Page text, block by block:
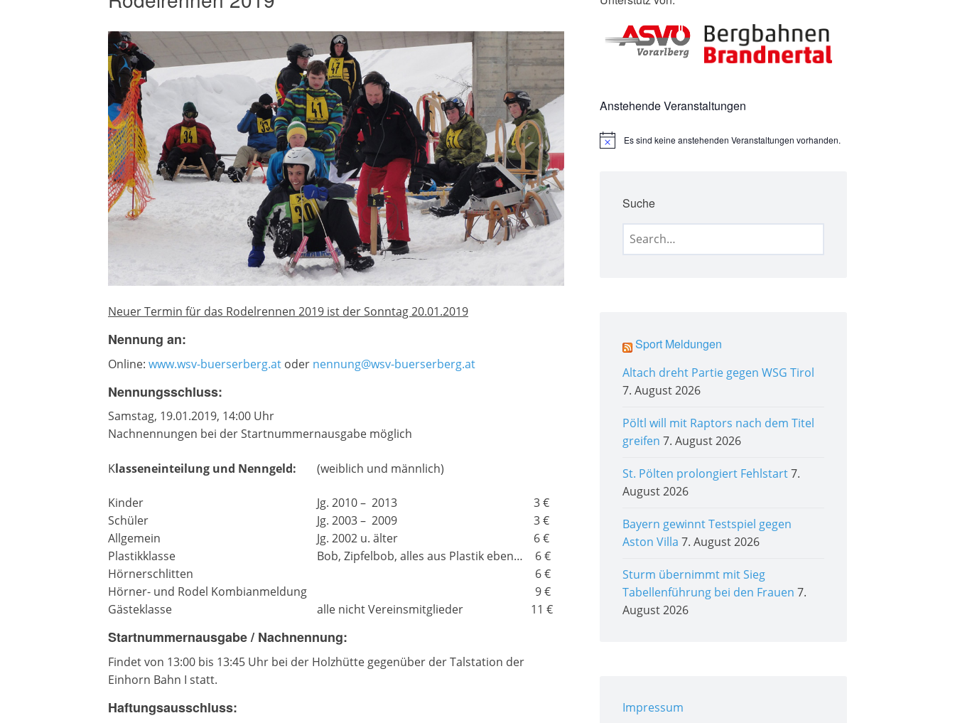
Neuer Termin für das Rodelrennen 2019 ist der Sonntag 20.01.2019
Nennung an:
Online: www.wsv-buerserberg.at oder nennung@wsv-buerserberg.at
Nennungsschluss:
Samstag, 19.01.2019, 14:00 Uhr
Nachnennungen bei der Startnummernausgabe möglich
Klasseneinteilung und Nenngeld: (weiblich und männlich)
Kinder Jg. 2010 – 2013
3 €
Schüler
Jg. 2003 – 2009
3 €
Allgemein
Jg. 2002 u. älter
6 €
Plastikklasse
Bob, Zipfelbob, alles aus Plastik eben…
6 €
Hörnerschlitten
6 €
Hörner- und Rodel Kombianmeldung
9 €
Gästeklasse
alle nicht Vereinsmitglieder 11 €
Startnummernausgabe / Nachnennung:
Findet von 13:00 bis 13:45 Uhr bei der Holzhütte gegenüber der Talstation der
Einhorn Bahn I statt.
Haftungsausschluss:
Anstehende Veranstaltungen
H
Es sind keine anstehenden Veranstaltungen vorhanden.
Suche
Search
Sport Meldungen
Altach dreht Partie gegen WSG Tirol
7. August 2026
Pöltl will mit Raptors nach dem Titel
greifen 7. August 2026
St. Pölten prolongiert Fehlstart 7.
August 2026
Bayern gewinnt Testspiel gegen
Aston Villa 7. August 2026
Sturm übernimmt mit Sieg
Tabellenführung bei den Frauen 7.
August 2026
Impressum